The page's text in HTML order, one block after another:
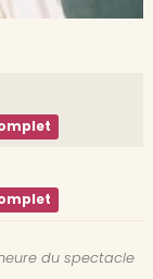
du spectacle